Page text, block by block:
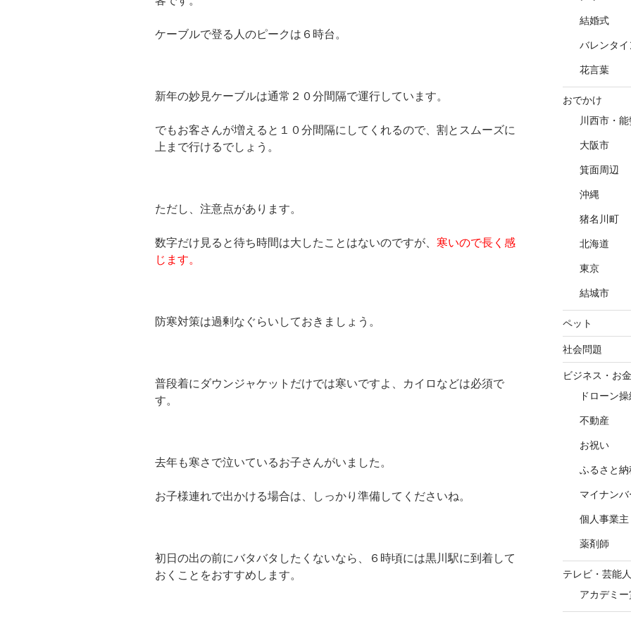
ケーブルで登る人のピークは６時台。
新年の妙見ケーブルは通常２０分間隔で運行しています。
でもお客さんが増えると１０分間隔にしてくれるので、割とスムーズに
上まで行けるでしょう。
ただし、注意点があります。
数字だけ見ると待ち時間は大したことはないのですが、 寒いので長く感
じます。
防寒対策は過剰なぐらいしておきましょう。
普段着にダウンジャケットだけでは寒いですよ、カイロなどは必須で
す。
去年も寒さで泣いているお子さんがいました。
お子様連れで出かける場合は、しっかり準備してくださいね。
初日の出の前にバタバタしたくないなら、６時頃には黒川駅に到着して
おくことをおすすめします。
結婚式
バレンタイ
花言葉
おでかけ
川西市・
大阪市
箕面周辺
沖縄
猪名川町
北海道
東京
結城市
ペット
社会問題
ビジネス・お金
ドローン
不動産
お祝い
ふるさと納
マイナンバ
個人事業主
薬剤師
テレビ・芸能人
アカデミー